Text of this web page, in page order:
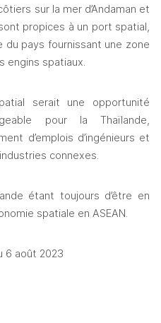
sur la mer d’Andaman et
propices à un port spatial,
du pays fournissant une zone
engins spatiaux.
serait une opportunité
pour la Thaïlande,
d’emplois d’ingénieurs et
connexes.
étant toujours d’être en
spatiale en ASEAN.
6 août 2023